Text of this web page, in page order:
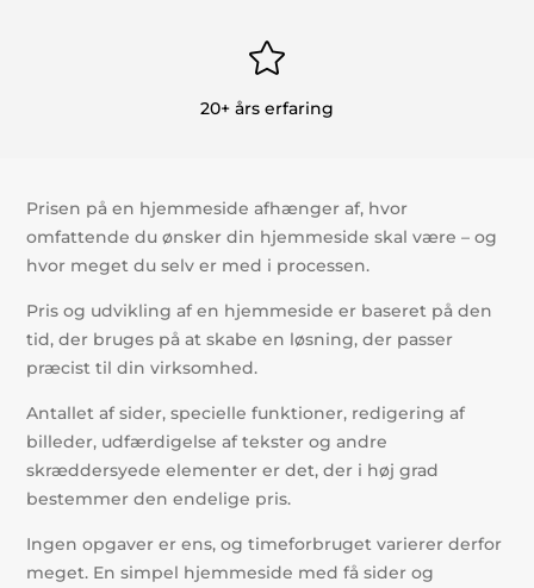

20+ års erfaring
Prisen på en hjemmeside afhænger af, hvor
omfattende du ønsker din hjemmeside skal være – og
hvor meget du selv er med i processen.
Pris og udvikling af en hjemmeside er baseret på den
tid, der bruges på at skabe en løsning, der passer
præcist til din virksomhed.
Antallet af sider, specielle funktioner, redigering af
billeder, udfærdigelse af tekster og andre
skræddersyede elementer er det, der i høj grad
bestemmer den endelige pris.
Ingen opgaver er ens, og timeforbruget varierer derfor
meget. En simpel hjemmeside med få sider og